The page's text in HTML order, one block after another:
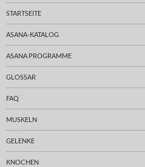
STARTSEITE
ASANA-KATALOG
ASANA PROGRAMME
GLOSSAR
FAQ
MUSKELN
GELENKE
KNOCHEN